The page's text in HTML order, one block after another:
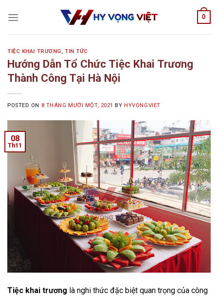
0
TIỆC KHAI TRƯƠNG,TIN TỨC
Hướng Dẫn Tổ Chức Tiệc Khai Trương
Thành Công Tại Hà Nội
POSTED ON 8 THÁNG MƯỜI MỘT, 2021 BY HYVONGVIET
08
Th11
Tiệc khai trương là nghi thức đặc biệt quan trọng của công